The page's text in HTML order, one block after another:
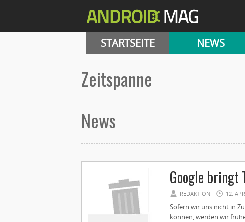
STARTSEITE NEWS
Zeitspanne
News
Google bringt
REDAKTION 12.
Sofern wir uns nicht in
können, werden wir